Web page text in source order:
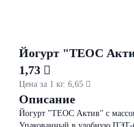
Йогурт "ТЕОС
1,73 
Цена за 1 кг. 6,65 
Описание
Йогурт "ТЕОС Актив" с